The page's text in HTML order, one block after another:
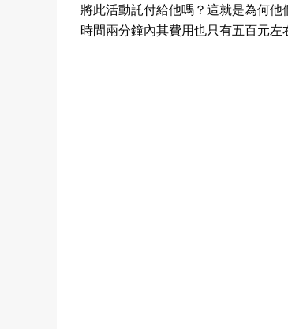
將此活動託付給他嗎 ？ 這就是為何他
時間兩分鐘內其費用也只有五百元左